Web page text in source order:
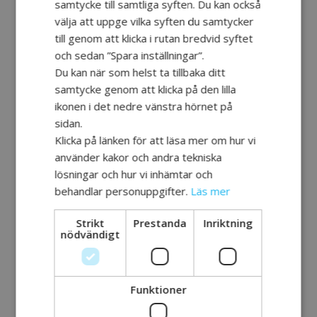
Prioritera tillsammans
– hjälp
personen att fokusera på viktiga
aktiviteter och att undvika det
som inte är nödvändigt.
Planera en balans mellan
aktiviteter och vila, och stötta i
att skapa hållbara rutiner.
Uppmuntra avkopplingstekniker
som musik, mindfulness eller
yoga.
Minska störningar i
omgivningen
att rekommendera öronproppar
eller solglasögon för att dämpa
ljud och ljus.
samtycke till samtliga syften. Du kan också
välja att uppge vilka syften du samtycker
till genom att klicka i rutan bredvid syftet
och sedan ”Spara inställningar”.
Du kan när som helst ta tillbaka ditt
samtycke genom att klicka på den lilla
ikonen i det nedre vänstra hörnet på
sidan.
Klicka på länken för att läsa mer om hur vi
använder kakor och andra tekniska
lösningar och hur vi inhämtar och
behandlar personuppgifter. Läs mer
Strikt
nödvändigt
Prestanda Inriktning
Funktioner